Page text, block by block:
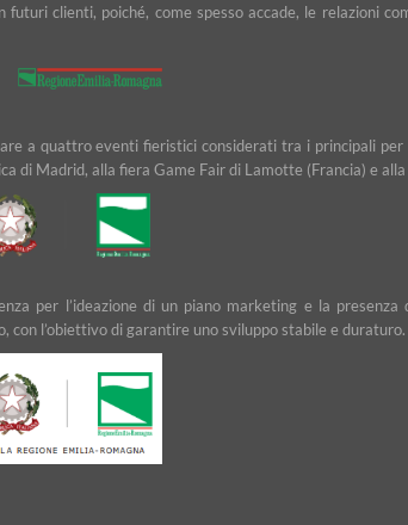
clienti, poiché, come spesso accade, le relazioni
a quattro eventi fieristici considerati tra i principali
di Madrid, alla fiera Game Fair di Lamotte (Francia) e
per l’ideazione di un piano marketing e la
con l’obiettivo di garantire uno sviluppo stabile e duraturo.